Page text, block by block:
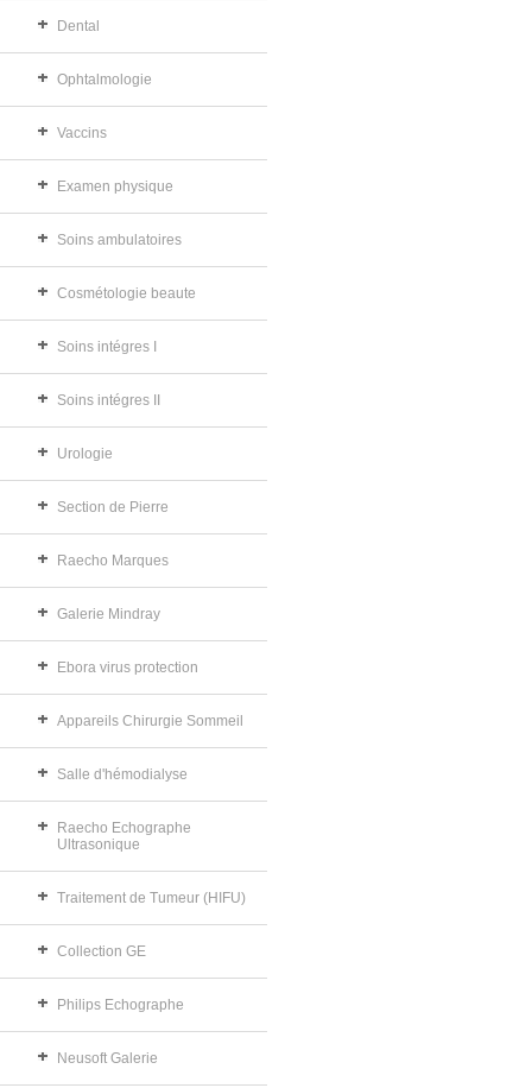
Dental
Ophtalmologie
Vaccins
Examen physique
Soins ambulatoires
Cosmétologie beaute
Soins intégres I
Soins intégres II
Urologie
Section de Pierre
Raecho Marques
Galerie Mindray
Ebora virus protection
Appareils Chirurgie Sommeil
Salle d'hémodialyse
Raecho Echographe
Ultrasonique
Traitement de Tumeur (HIFU)
Collection GE
Philips Echographe
Neusoft Galerie